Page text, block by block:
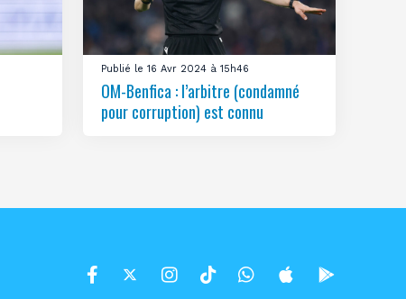
Publié le 16 Avr 2024 à 15h46
OM-Benfica : l’arbitre (condamné
pour corruption) est connu